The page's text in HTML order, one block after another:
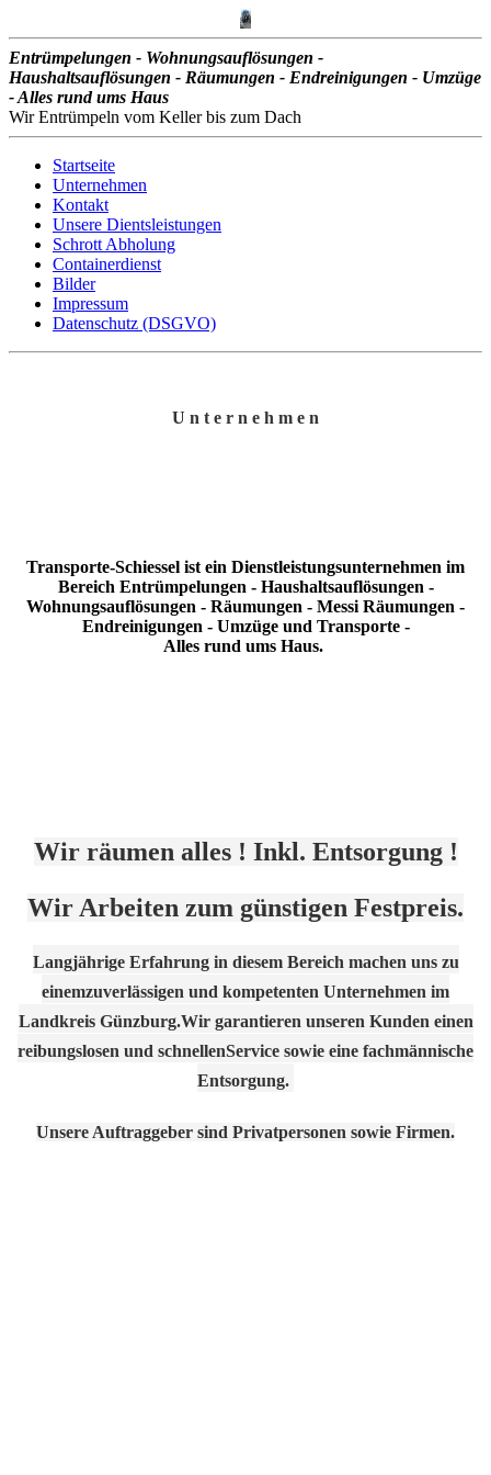
Entrümpelungen - Wohnungsauflösungen -
Haushaltsauflösungen - Räumungen - Endreinigungen - Umzüge
- Alles rund ums Haus
Wir Entrümpeln vom Keller bis zum Dach
Startseite
Unternehmen
Kontakt
Unsere Dientsleistungen
Schrott Abholung
Containerdienst
Bilder
Impressum
Datenschutz (DSGVO)
U n t e r n e h m e n
Transporte-Schiessel ist ein Dienstleistungsunternehmen im
Bereich Entrümpelungen - Haushaltsauflösungen -
Wohnungsauflösungen - Räumungen - Messi Räumungen -
Endreinigungen - Umzüge und Transporte -
Alles rund ums Haus.
Wir räumen alles ! Inkl. Entsorgung !
Wir Arbeiten zum günstigen Festpreis.
Langjährige Erfahrung in diesem Bereich machen uns zu
einemzuverlässigen und kompetenten Unternehmen im
Landkreis Günzburg.Wir garantieren unseren Kunden einen
reibungslosen und schnellenService sowie eine fachmännische
Entsorgung.
Unsere Auftraggeber sind Privatpersonen sowie Firmen.